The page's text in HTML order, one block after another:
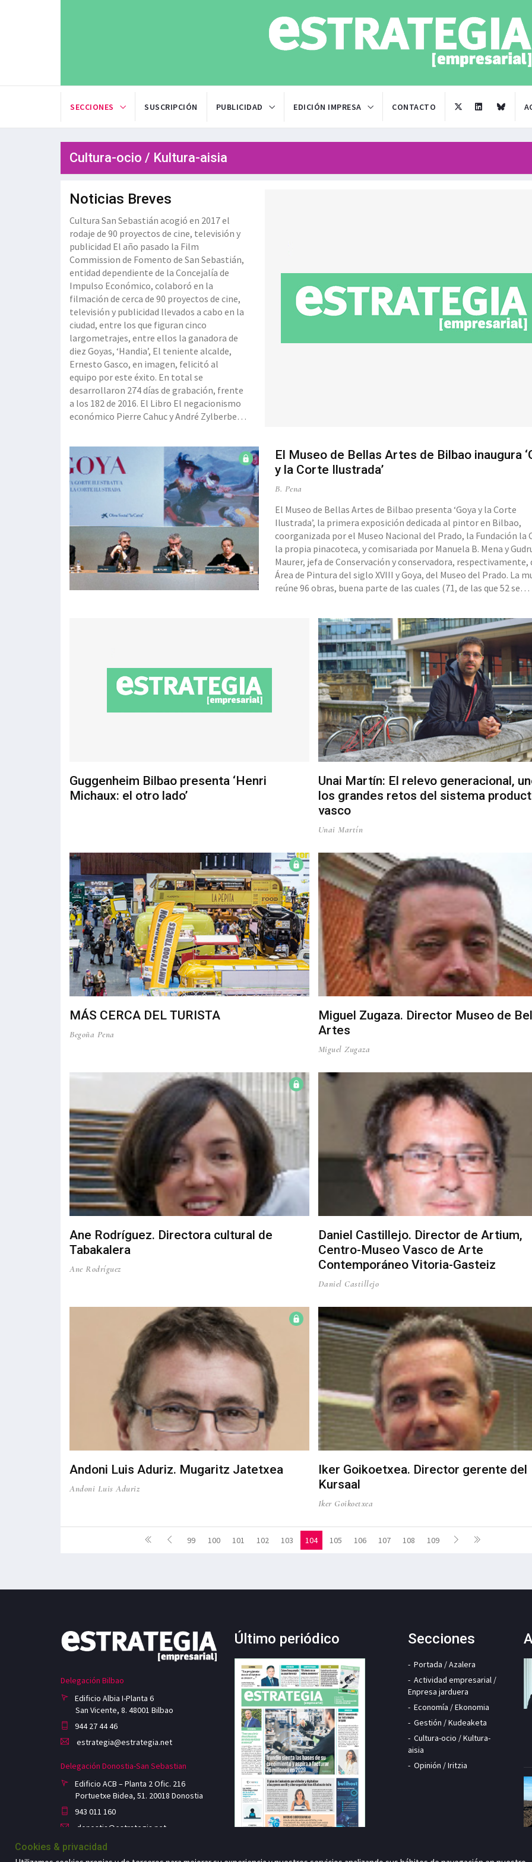
SECCIONES SUSCRIPCIÓN PUBLICIDAD EDICIÓN IMPRESA CONTACTO
Cultura-ocio / Kultura-aisia
Noticias Breves
Cultura San Sebastián acogió en 2017 el
rodaje de 90 proyectos de cine, televisión y
publicidad El año pasado la Film
Commission de Fomento de San Sebastián,
entidad dependiente de la Concejalía de
Impulso Económico, colaboró en la
filmación de cerca de 90 proyectos de cine,
televisión y publicidad llevados a cabo en la
ciudad, entre los que figuran cinco
largometrajes, entre ellos la ganadora de
diez Goyas, ‘Handia’, El teniente alcalde,
Ernesto Gasco, en imagen, felicitó al
equipo por este éxito. En total se
desarrollaron 274 días de grabación, frente
a los 182 de 2016. El Libro El negacionismo
económico Pierre Cahuc y André Zylberberg
El Museo de Bellas Artes de Bilbao inaugura
y la Corte Ilustrada’
B. Pena
El Museo de Bellas Artes de Bilbao presenta ‘Goya y la Corte
Ilustrada’, la primera exposición dedicada al pintor en Bilbao,
coorganizada por el Museo Nacional del Prado, la Fundación la
la propia pinacoteca, y comisariada por Manuela B. Mena y
Maurer, jefa de Conservación y conservadora, respectivamente,
Área de Pintura del siglo XVIII y Goya, del Museo del Prado. La muestra
reúne 96 obras, buena parte de las cuales (71, de las que 52 se
préstamos del Museo de Bellas Artes de Bilbao (nueve pinturas
Guggenheim Bilbao presenta ‘Henri
Michaux: el otro lado’
Unai Martín: El relevo generacional,
los grandes retos del sistema
vasco
Unai Martín
MÁS CERCA DEL TURISTA
Begoña Pena
Miguel Zugaza. Director Museo de
Artes
Miguel Zugaza
Ane Rodríguez. Directora cultural de
Tabakalera
Ane Rodríguez
Daniel Castillejo. Director de Artium,
Centro-Museo Vasco de Arte
Contemporáneo Vitoria-Gasteiz
Daniel Castillejo
Andoni Luis Aduriz. Mugaritz Jatetxea
Andoni Luis Aduriz
Iker Goikoetxea. Director gerente del
Kursaal
Iker Goikoetxea
99 100 101 102 103 104 105 106 107 108 109
Delegación Bilbao
Edificio Albia I-Planta 6
San Vicente, 8. 48001 Bilbao
944 27 44 46
estrategia@estrategia.net
Delegación Donostia-San Sebastian
Edificio ACB – Planta 2 Ofic. 216
Portuetxe Bidea, 51. 20018 Donostia
943 011 160
donostia@estrategia.net
Último periódico Secciones
Portada / Azalera
Actividad empresarial /
Enpresa jarduera
Economía / Ekonomia
Gestión / Kudeaketa
Cultura-ocio / Kultura-
aisia
Opinión / Iritzia
Cookies & privacidad